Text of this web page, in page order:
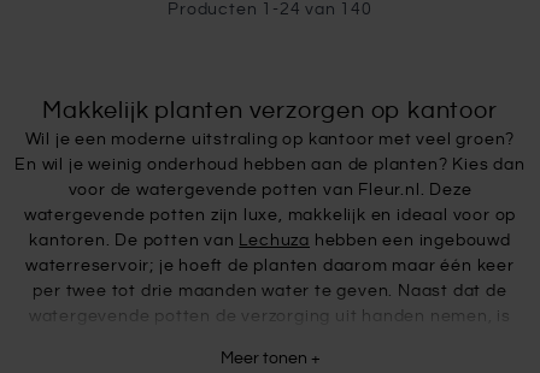
Producten - 24 van 140
Makkelijk planten verzorgen op kantoor
Wil je een moderne uitstraling op kantoor met veel groen?
En wil je weinig onderhoud hebben aan de planten? Kies dan
voor de watergevende potten van Fleur.nl. Deze
watergevende potten zijn luxe, makkelijk en ideaal voor op
kantoren. De potten van Lechuza hebben een ingebouwd
waterreservoir; je hoeft de planten daarom maar één keer
per twee tot drie maanden water te geven. Naast dat de
watergevende potten de verzorging uit handen nemen, is
Meerdere mensen kunnen de planten verzorgen, je hoeft
Meer tonen +